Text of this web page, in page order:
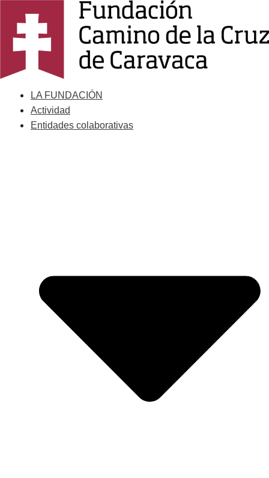
contenido
LA FUNDACIÓN
Actividad
Entidades colaborativas